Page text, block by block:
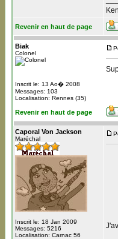
Revenir en haut de page
Biak
Colonel
Inscrit le: 13 Ao� 2008
Messages: 103
Localisation: Rennes (35)
Revenir en haut de page
Caporal Von Jackson
Maréchal
Inscrit le: 18 Jan 2009
Messages: 5216
Localisation: Carnac 56